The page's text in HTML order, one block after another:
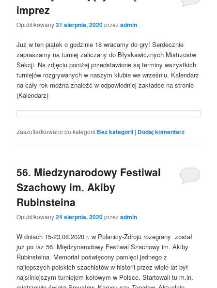
imprez
Opublikowany31 sierpnia, 2020przezadmin
Już w ten piątek o godzinie 18 wracamy do gry! Serdecznie
zapraszamy na turniej zaliczany do Błyskawicznych Mistrzostw
Sekcji. Na zdjęciu poniżej przedstawione są terminy wszystkich
turniejów rozgrywanych w naszym klubie we wrześniu. Kalendarz
na cały rok można znaleźć w odpowiedniej zakładce na stronie
(Kalendarz)
Zaszufladkowano do kategorii Bez kategorii | Dodaj komentarz
56. Miedzynarodowy Festiwal
Szachowy im. Akiby
Rubinsteina
Opublikowany24 sierpnia, 2020przezadmin
W dniach 15-23.08.2020 r. w Polanicy-Zdroju rozegrany został
już po raz 56. Międzynarodowy Festiwal Szachowy im. Akiby
Rubinsteina. Memoriał poświęcony pamięci jednego z
najlepszych polskich szachistów w historii przez wiele lat był
najsilniejszym turniejem kołowym w Polsce. Startowali tu m.in.